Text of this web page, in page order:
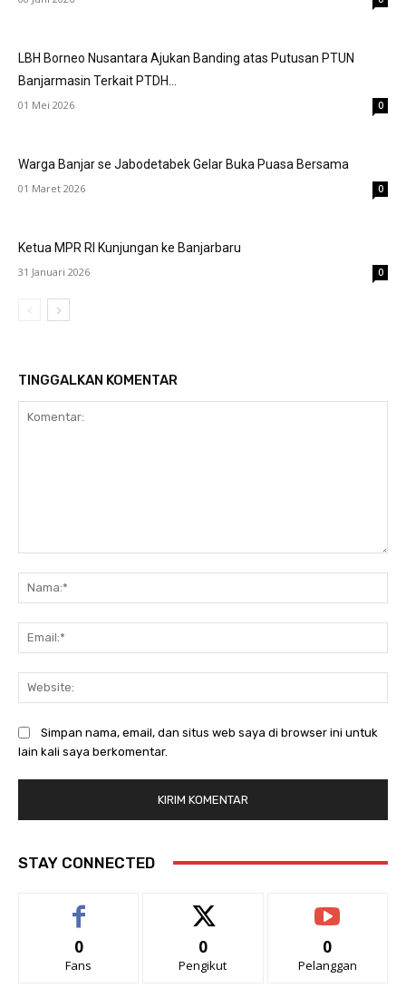
LBH Borneo Nusantara Ajukan Banding atas Putusan PTUN
Banjarmasin Terkait PTDH...
01 Mei 2026 0
Warga Banjar se Jabodetabek Gelar Buka Puasa Bersama
01 Maret 2026 0
Ketua MPR RI Kunjungan ke Banjarbaru
31 Januari 2026 0
TINGGALKAN KOMENTAR
Simpan nama, email, dan situs web saya di browser ini untuk
lain kali saya berkomentar.
STAY CONNECTED
0
Fans
0
Pengikut
0
Pelanggan